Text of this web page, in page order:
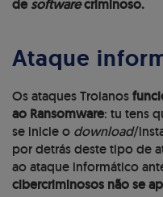
de softwarecriminoso.
Ataque
Os ataques Troianos
ao Ransomware: tu tens
se inicie o download/
por detrás deste tipo de
ao ataque informático
cibercriminosos não se